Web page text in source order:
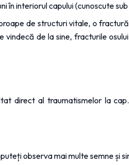
în interiorul capului (cunoscute
de structuri vitale, o
vindecă de la sine, fracturile
direct al traumatismelor la
observa mai multe semne și